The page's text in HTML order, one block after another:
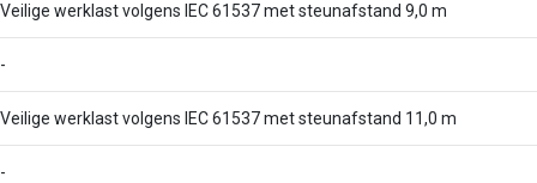
Veilige werklast volgens IEC 61537 met steunafstand 9,0 m
-
Veilige werklast volgens IEC 61537 met steunafstand 11,0 m
-